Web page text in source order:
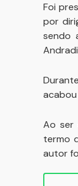
Foi
por
sendo
Ao ser
termo
autor